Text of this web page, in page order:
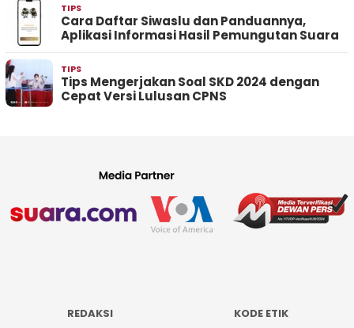
TIPS
Cara Daftar Siwaslu dan Panduannya,
Aplikasi Informasi Hasil Pemungutan Suara
TIPS
Tips Mengerjakan Soal SKD 2024 dengan
Cepat Versi Lulusan CPNS
REDAKSI
KODE ETIK